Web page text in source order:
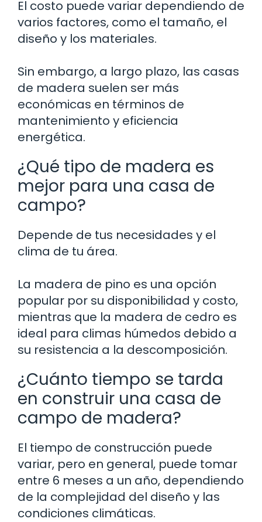
El costo puede variar dependiendo de
varios factores, como el tamaño, el
diseño y los materiales.
Sin embargo, a largo plazo, las casas
de madera suelen ser más
económicas en términos de
mantenimiento y eficiencia
energética.
¿Qué tipo de madera es
mejor para una casa de
campo?
Depende de tus necesidades y el
clima de tu área.
La madera de pino es una opción
popular por su disponibilidad y costo,
mientras que la madera de cedro es
ideal para climas húmedos debido a
su resistencia a la descomposición.
¿Cuánto tiempo se tarda
en construir una casa de
campo de madera?
El tiempo de construcción puede
variar, pero en general, puede tomar
entre 6 meses a un año, dependiendo
de la complejidad del diseño y las
condiciones climáticas.